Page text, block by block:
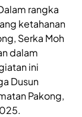
rangka
ketahanan
Serka Moh
dalam
ini
Dusun
Pakong,